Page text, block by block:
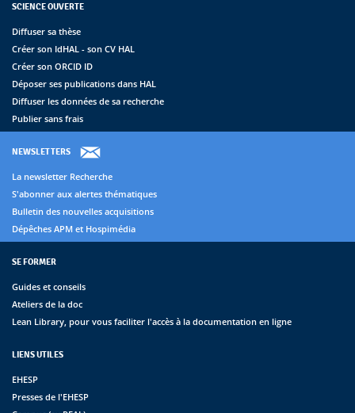
SCIENCE OUVERTE
Diffuser sa thèse
Créer son IdHAL - son CV HAL
Créer son ORCID ID
Déposer ses publications dans HAL
Diffuser les données de sa recherche
Publier sans frais
NEWSLETTERS
La newsletter Recherche
S'abonner aux alertes thématiques
Bulletin des nouvelles acquisitions
Dépêches APM et Hospimédia
SE FORMER
Guides et conseils
Ateliers de la doc
Lean Library, pour vous faciliter l'accès à la documentation en ligne
LIENS UTILES
EHESP
Presses de l'EHESP